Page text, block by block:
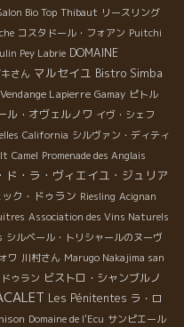
Bio Top Thibaut リースリング
コスタドール・フォアン Puitchi
Pey Labrie DOMAINE
さん マルセイユ Bistro Simba
Lapierre Gamay ピトル
ル・オヴェルノワ イヴ・シェフ
California シルヴァン・ディティ
Camel Promenade des Anglais
ド・ラ・ヴィエイユ・ジュリア
ック・ドゥラン Riesling Acignan
Association des Vins Naturels
シルベール・トリシャールのヌーヴ
ワ 川村さん Marugo Nakajima san
ゥラン ビストロ・シャンブルノ
Les Pénitentes ラ・ロ
Domaine de l'Ecu サンピエール